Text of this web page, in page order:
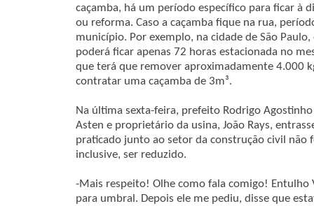
caçamba, há um período específico para ficar à
ou reforma. Caso a caçamba fique na rua,
município. Por exemplo, na cidade de São
poderá ficar apenas 72 horas estacionada no
que terá que remover aproximadamente 4.000
contratar uma caçamba de 3m³.
Na última sexta-feira, prefeito Rodrigo
Asten e proprietário da usina, João Rays,
praticado junto ao setor da construção civil não
inclusive, ser reduzido.
-Mais respeito! Olhe como fala comigo! Entulho
para umbral. Depois ele me pediu, disse que